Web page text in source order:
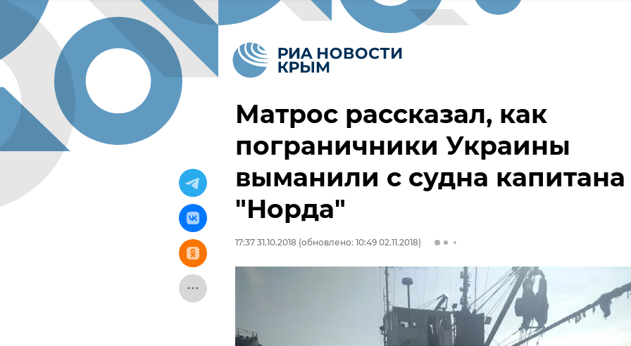
Матрос рассказал, как
пограничники Украины
выманили с судна капитана
"Норда"
17:37 31.10.2018 (обновлено: 10:49 02.11.2018)